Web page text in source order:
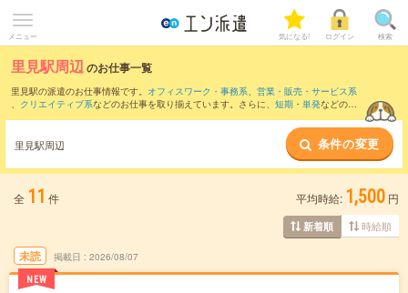
メニュー 気になる! ログイン 検索
里見駅周辺のお仕事一覧
里見駅の派遣のお仕事情報です。 オフィスワーク・事務系、 営業・販売・サービス系
、 クリエイティブ系などのお仕事を取り揃えています。さらに、 短期 ・ 単発などの期
また、上総牛久駅 上総山田駅など近隣駅の
お仕事もご確認いただけます。
里見駅周辺 条件の変更
全 11 件 平均時給: 1,500 円
新着順 時給順
未読
NEW
掲載日 2026/08/07